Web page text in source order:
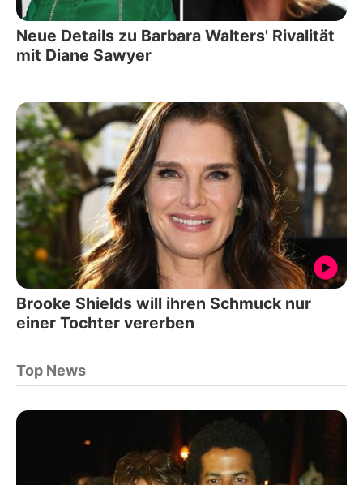
Neue Details zu Barbara Walters' Rivalität
mit Diane Sawyer
Brooke Shields will ihren Schmuck nur
einer Tochter vererben
Top News